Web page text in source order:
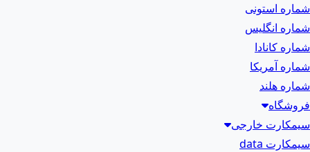
شماره استونی
شماره انگلیس
شماره کانادا
شماره آمریکا
شماره هلند
فروشگاه
سیمکارت خارجی
سیمکارت data